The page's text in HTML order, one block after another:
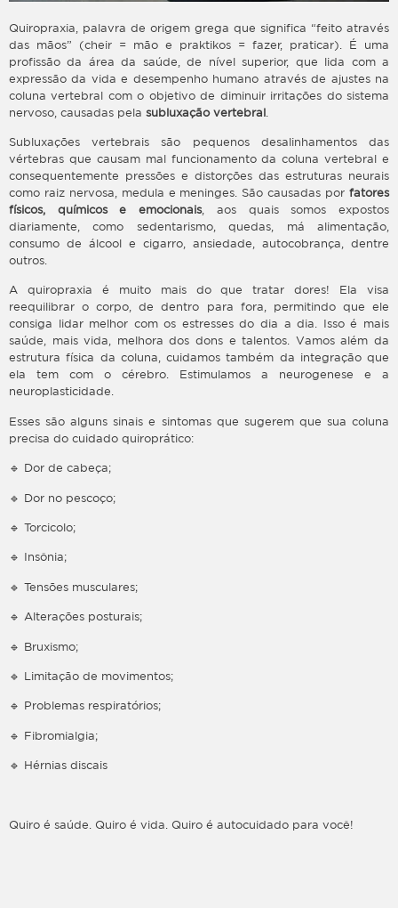
Quiropraxia, palavra de origem grega que significa “feito através
das mãos” (cheir = mão e praktikos = fazer, praticar). É uma
profissão da área da saúde, de nível superior, que lida com a
expressão da vida e desempenho humano através de ajustes na
coluna vertebral com o objetivo de diminuir irritações do sistema
nervoso, causadas pela subluxação vertebral
Subluxações vertebrais são pequenos desalinhamentos das
vértebras que causam mal funcionamento da coluna vertebral e
consequentemente pressões e distorções das estruturas neurais
como raiz nervosa, medula e meninges. São causadas por fatores
físicos, químicos e emocionais, aos quais somos expostos
diariamente, como sedentarismo, quedas, má alimentação,
consumo de álcool e cigarro, ansiedade, autocobrança, dentre
outros.
A quiropraxia é muito mais do que tratar dores! Ela visa
reequilibrar o corpo, de dentro para fora, permitindo que ele
consiga lidar melhor com os estresses do dia a dia. Isso é mais
saúde, mais vida, melhora dos dons e talentos. Vamos além da
estrutura física da coluna, cuidamos também da integração que
ela tem com o cérebro. Estimulamos a neurogenese e a
neuroplasticidade.
Esses são alguns sinais e sintomas que sugerem que sua coluna
precisa do cuidado quiroprático:
🔹 Dor de cabeça;
🔹 Dor no pescoço;
🔹 Torcicolo;
🔹 Insônia;
🔹 Tensões musculares;
🔹 Alterações posturais;
🔹 Bruxismo;
🔹 Limitação de movimentos;
🔹 Problemas respiratórios;
🔹 Fibromialgia;
🔹 Hérnias discais
Quiro é saúde. Quiro é vida. Quiro é autocuidado para você!